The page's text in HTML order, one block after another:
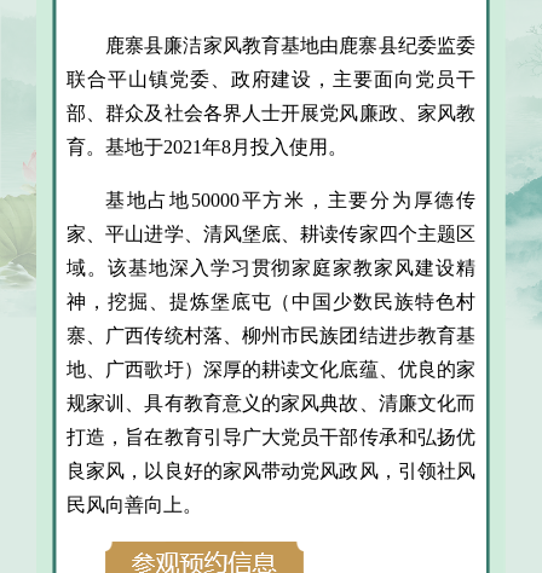
鹿寨县廉洁家风教育基地由鹿寨县纪委监委
联合平山镇党委、政府建设，主要面向党员干
部、群众及社会各界人士开展党风廉政、家风教
育。基地于2021年8月投入使用。
基地占地50000平方米，主要分为厚德传
家、平山进学、清风堡底、耕读传家四个主题区
域。该基地深入学习贯彻家庭家教家风建设精
神，挖掘、提炼堡底屯（中国少数民族特色村
寨、广西传统村落、柳州市民族团结进步教育基
地、广西歌圩）深厚的耕读文化底蕴、优良的家
规家训、具有教育意义的家风典故、清廉文化而
打造，旨在教育引导广大党员干部传承和弘扬优
良家风，以良好的家风带动党风政风，引领社风
民风向善向上。